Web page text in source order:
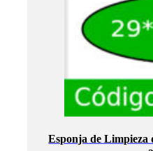
Esponja de